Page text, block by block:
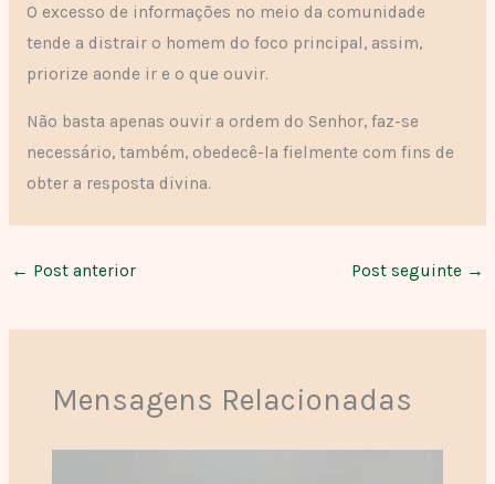
O excesso de informações no meio da comunidade
tende a distrair o homem do foco principal, assim,
priorize aonde ir e o que ouvir.
Não basta apenas ouvir a ordem do Senhor, faz-se
necessário, também, obedecê-la fielmente com fins de
obter a resposta divina.
← Post anterior Post seguinte →
Mensagens Relacionadas